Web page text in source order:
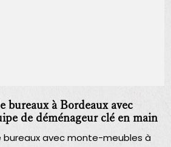
bureaux à Bordeaux avec
de déménageur clé en main
avec monte-meubles à